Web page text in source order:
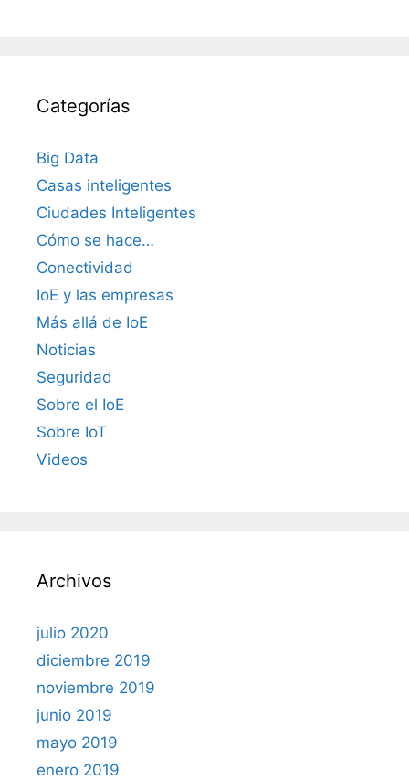
Categorías
Big Data
Casas inteligentes
Ciudades Inteligentes
Cómo se hace…
Conectividad
IoE y las empresas
Más allá de IoE
Noticias
Seguridad
Sobre el IoE
Sobre IoT
Videos
Archivos
julio 2020
diciembre 2019
noviembre 2019
junio 2019
mayo 2019
enero 2019